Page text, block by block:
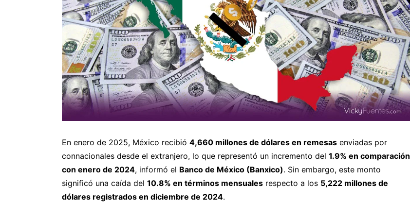
En enero de 2025, México recibió 4,660 millones de dólares en remesas enviadas por
connacionales desde el extranjero, lo que representó un incremento del 1.9% en comparación
con enero de 2024, informó el Banco de México (Banxico). Sin embargo, este monto
significó una caída del 10.8% en términos mensuales respecto a los 5,222 millones de
dólares registrados en diciembre de 2024.